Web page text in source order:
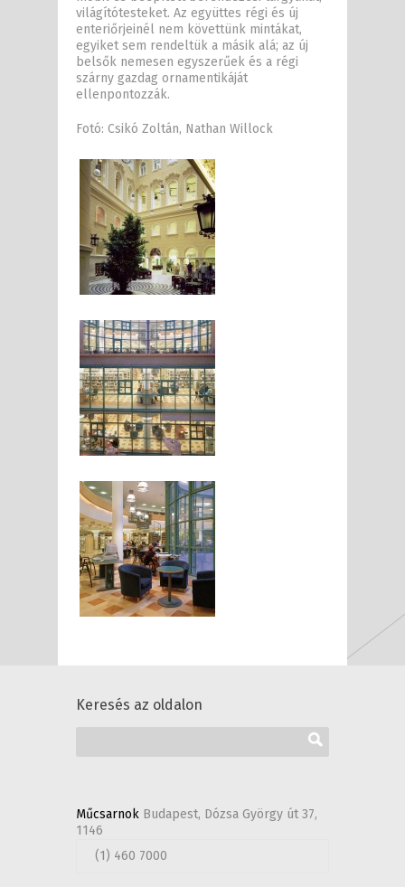
világítótesteket. Az együttes régi és új
enteriőrjeinél nem követtünk mintákat,
egyiket sem rendeltük a másik alá; az új
belsők nemesen egyszerűek és a régi
szárny gazdag ornamentikáját
ellenpontozzák.
Fotó: Csikó Zoltán, Nathan Willock
Keresés az oldalon
Műcsarnok Budapest, Dózsa György út 37,
1146
(1) 460 7000